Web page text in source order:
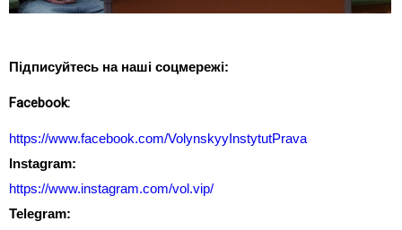
Підписуйтесь на наші соцмережі:
Facebook:
https://www.facebook.com/VolynskyyInstytutPrava
Instagram:
https://www.instagram.com/vol.vip/
Telegram: